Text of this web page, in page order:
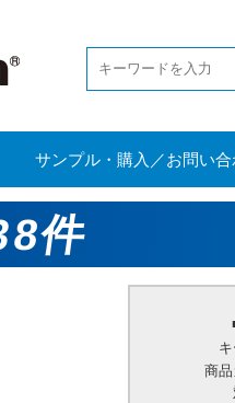
サンプル・購入／お問い
件
商